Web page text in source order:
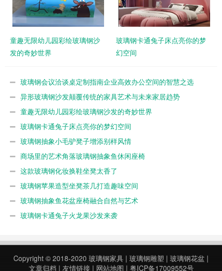
童趣无限幼儿园彩绘玻璃钢沙
发的奇妙世界
玻璃钢卡通兔子床点亮你的梦
幻空间
玻璃钢会议洽谈桌定制指南企业高效办公空间的智慧之选
异形玻璃钢沙发颠覆传统的家具艺术与未来家居趋势
童趣无限幼儿园彩绘玻璃钢沙发的奇妙世界
玻璃钢卡通兔子床点亮你的梦幻空间
玻璃钢抽象小毛驴凳子增添别样风情
商场里的艺术角落玻璃钢抽象鱼休闲座椅
这款玻璃钢化妆换鞋坐凳太香了
玻璃钢苹果造型坐凳茶几打造趣味空间
玻璃钢抽象鱼花盆座椅融合自然与艺术
玻璃钢卡通兔子火龙果沙发来袭
Copyright © 2018-2020 玻璃钢家具 | 玻璃钢雕塑 | 玻璃钢花盆 |
文章归档 | 友情链接| 网站地图 | 粤ICP备17009552号